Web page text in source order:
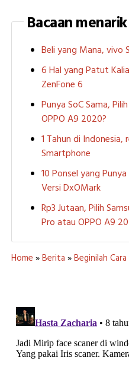
Bacaan menarik
Beli yang Mana, vivo
6 Hal yang Patut
ZenFone 6
Punya SoC Sama,
OPPO A9 2020?
1 Tahun di Indonesia,
Smartphone
10 Ponsel yang
Versi DxOMark
Rp3 Jutaan, Pilih
Pro atau OPPO A9
Home »Berita »Beginilah